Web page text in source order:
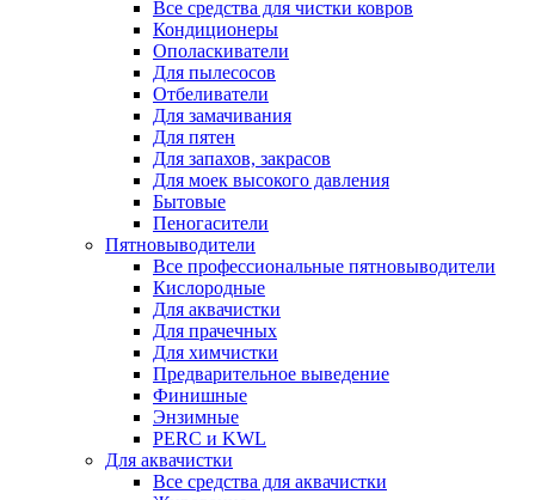
Все средства для чистки ковров
Кондиционеры
Ополаскиватели
Для пылесосов
Отбеливатели
Для замачивания
Для пятен
Для запахов, закрасов
Для моек высокого давления
Бытовые
Пеногасители
Пятновыводители
Все профессиональные пятновыводители
Кислородные
Для аквачистки
Для прачечных
Для химчистки
Предварительное выведение
Финишные
Энзимные
PERC и KWL
Для аквачистки
Все средства для аквачистки